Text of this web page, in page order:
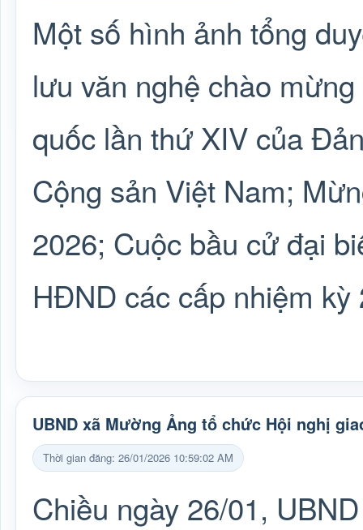
Một số hình ảnh tổng
lưu văn nghệ chào
quốc lần thứ XIV của
Cộng sản Việt Nam;
2026; Cuộc bầu cử đại
HĐND các cấp nhiệm kỳ
UBND xã Mường Ảng tổ chức Hội nghị
Thời gian đăng: 26/01/2026 10:59:02 AM
Chiều ngày 26/01,